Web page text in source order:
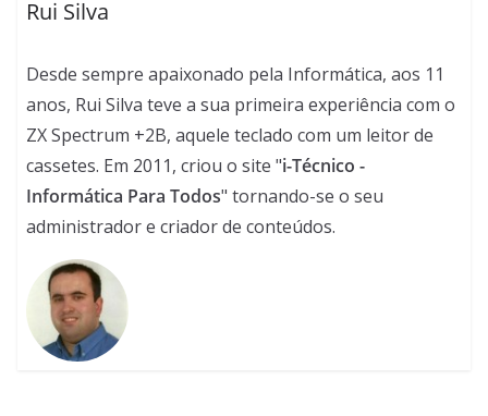
Rui Silva
Desde sempre apaixonado pela Informática, aos 11
anos, Rui Silva teve a sua primeira experiência com o
ZX Spectrum +2B, aquele teclado com um leitor de
cassetes. Em 2011, criou o site "i-Técnico -
Informática Para Todos" tornando-se o seu
administrador e criador de conteúdos.